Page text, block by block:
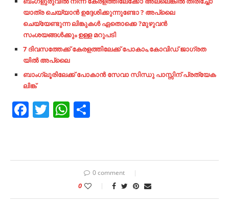
യാത്ര ചെയ്യാൻ ഉദ്ദേശിക്കുന്നുണ്ടോ ? അപ്ലൈ
ചെയ്യേണ്ടുന്ന ലിങ്കുകൾ ഏതൊക്കെ ?മുഴുവൻ
സംശയങ്ങൾക്കും ഉള്ള മറുപടി
7 ദിവസത്തേക്ക് കേരളത്തിലേക്ക് പോകാം,കോവിഡ് ജാഗ്രത
യിൽ അപ്ലൈ
ബാംഗ്ലൂരിലേക്ക് പോകാൻ സേവാ സിന്ധു പാസ്സിന് പ്രത്യേക
ലിങ്ക്
Facebook
TwitterWhatsApp
0 comment
0